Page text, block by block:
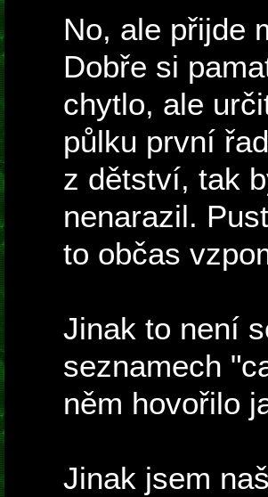
No, ale přijde
Dobře si
chytlo, ale
půlku první
z dětství, tak
nenarazil.
to občas
Jinak to není
seznamech
něm hovořilo
Jinak jsem